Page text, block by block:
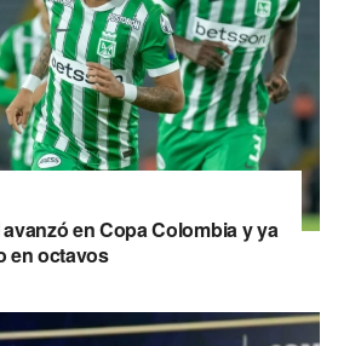
en Copa Colombia y ya
en octavos